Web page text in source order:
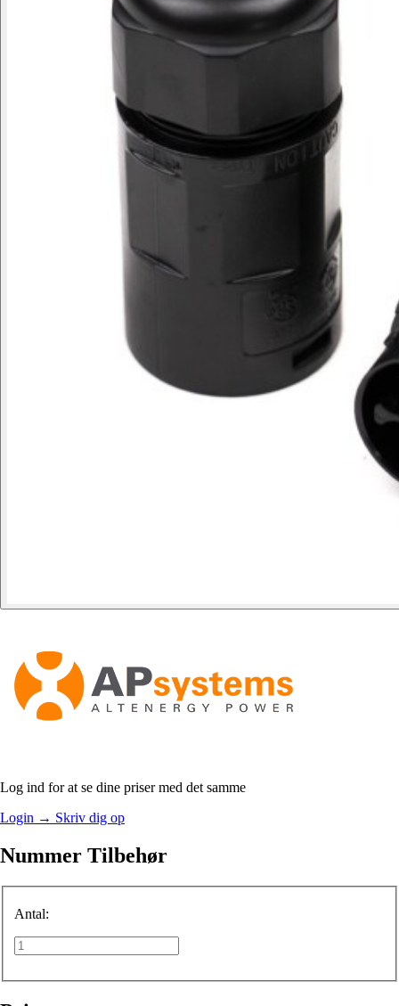
Log ind for at se dine priser med det samme
Login → Skriv dig op
Nummer Tilbehør
Antal: